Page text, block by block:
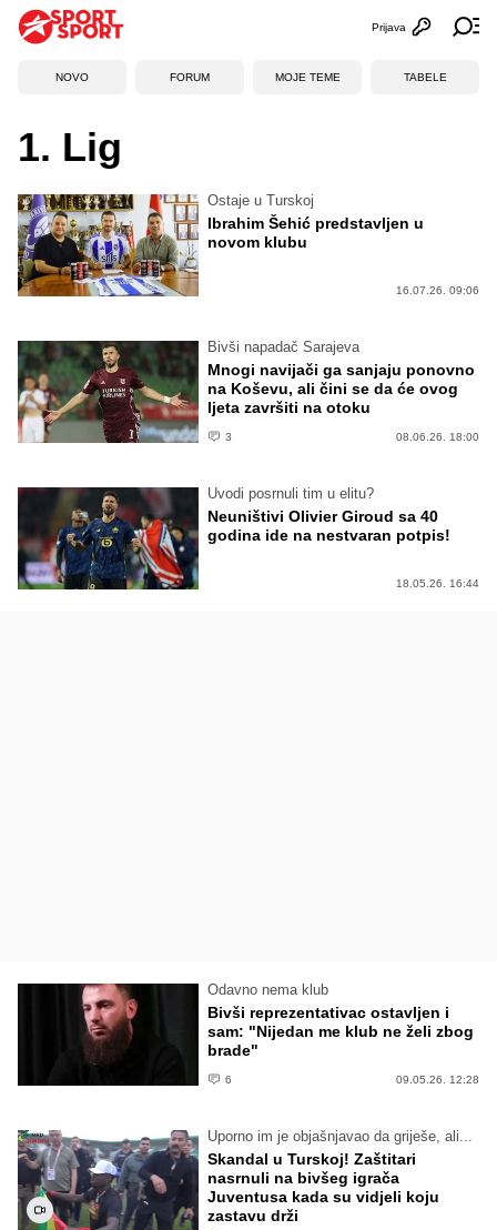
Otvori
Prijava
NOVO FORUM MOJE TEME TABELE
1. Lig
Ostaje u Turskoj
Ibrahim Šehić predstavljen u
novom klubu
16.07.26. 09:06
Bivši napadač Sarajeva
Mnogi navijači ga sanjaju ponovno
na Koševu, ali čini se da će ovog
ljeta završiti na otoku
3 08.06.26. 18:00
Uvodi posrnuli tim u elitu?
Neuništivi Olivier Giroud sa 40
godina ide na nestvaran potpis!
18.05.26. 16:44
Odavno nema klub
Bivši reprezentativac ostavljen i
sam: "Nijedan me klub ne želi zbog
brade"
6 09.05.26. 12:28
Uporno im je objašnjavao da griješe, ali...
Skandal u Turskoj! Zaštitari
nasrnuli na bivšeg igrača
Juventusa kada su vidjeli koju
zastavu drži